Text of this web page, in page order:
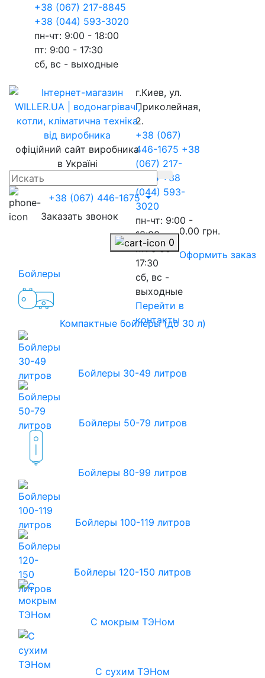
+38 (067) 217-8845
+38 (044) 593-3020
пн-чт: 9:00 - 18:00
пт: 9:00 - 17:30
сб, вс - выходные
г.Киев, ул.
Приколейная,
2.
+38 (067)
446-1675 +38
(067) 217-
8845 +38
(044) 593-
3020
пн-чт: 9:00 -
18:00
пт: 9:00 -
17:30
сб, вс -
выходные
Перейти в
контакты
офіційний сайт виробника
в Україні
+38 (067) 446-1675
Заказать звонок
0
0.00 грн.
Оформить заказ
Бойлеры
Компактные бойлеры (до 30 л)
Бойлеры 30-49 литров
Бойлеры 50-79 литров
Бойлеры 80-99 литров
Бойлеры 100-119 литров
Бойлеры 120-150 литров
С мокрым ТЭНом
С сухим ТЭНом